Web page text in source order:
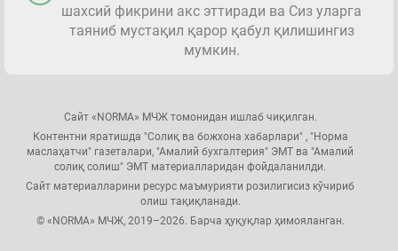
шахсий фикрини акс эттиради ва Сиз уларга
таяниб мустақил қарор қабул қилишингиз
мумкин.
Сайт «NORMA» МЧЖ томонидан ишлаб чиқилган.
Контентни яратишда "Солиқ ва божхона хабарлари" , "Норма
маслаҳатчи" газеталари, "Амалий бухгалтерия" ЭМТ ва "Амалий
солиқ солиш" ЭМТ материалларидан фойдаланилди.
Сайт материалларини ресурс маъмурияти розилигисиз кўчириб
олиш тақиқланади.
© «NORMA» МЧЖ, 2019–2026. Барча ҳуқуқлар ҳимояланган.